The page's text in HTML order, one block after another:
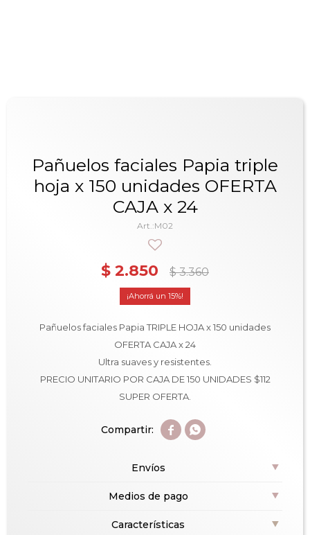
Pañuelos faciales Papia triple
hoja x 150 unidades OFERTA
CAJA x 24
M02
$ 2.850 $ 3.360
15
Pañuelos faciales Papia TRIPLE HOJA x 150 unidades
OFERTA CAJA x 24
Ultra suaves y resistentes.
PRECIO UNITARIO POR CAJA DE 150 UNIDADES $112
SUPER OFERTA.
 
Envíos
Medios de pago
Características